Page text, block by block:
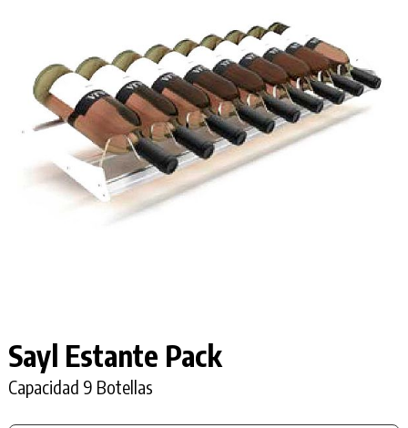
Sayl Estante Pack
Capacidad 9 Botellas